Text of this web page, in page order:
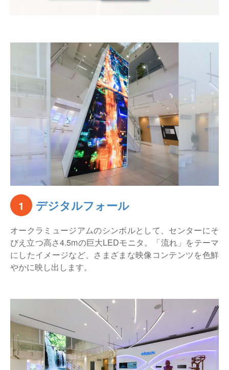
1 デジタルフォール
オークラミュージアムのシンボルとして、センターにそ
びえ立つ高さ4.5mの巨大LEDモニタ。「流れ」をテーマ
にしたイメージなど、さまざまな映像コンテンツを色鮮
やかに映し出します。